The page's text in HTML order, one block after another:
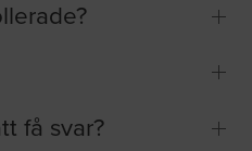
få svar?